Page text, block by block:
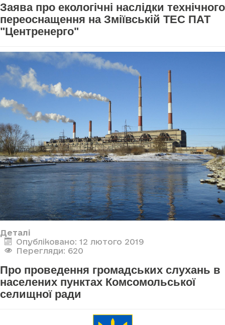
Заява про екологічні наслідки технічного
переоснащення на Зміївській ТЕС ПАТ
"Центренерго"
Деталі
Опубліковано: 12 лютого 2019
Перегляди: 620
Про проведення громадських слухань в
населених пунктах Комсомольської
селищної ради